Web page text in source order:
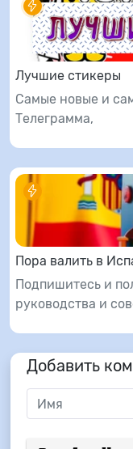
Лучшие стикеры
Самые новые и
Телеграмма,
Пора валить в
Подпишитесь и
руководства и
Добавить